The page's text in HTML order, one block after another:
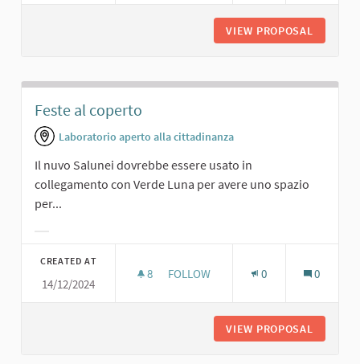
VIEW PROPOSAL
Feste al coperto
Laboratorio aperto alla cittadinanza
Il nuvo Salunei dovrebbe essere usato in
collegamento con Verde Luna per avere uno spazio
per...
CREATED AT
14/12/2024
8 8 FOLLOWERS
FOLLOW 0 0
VIEW PROPOSAL